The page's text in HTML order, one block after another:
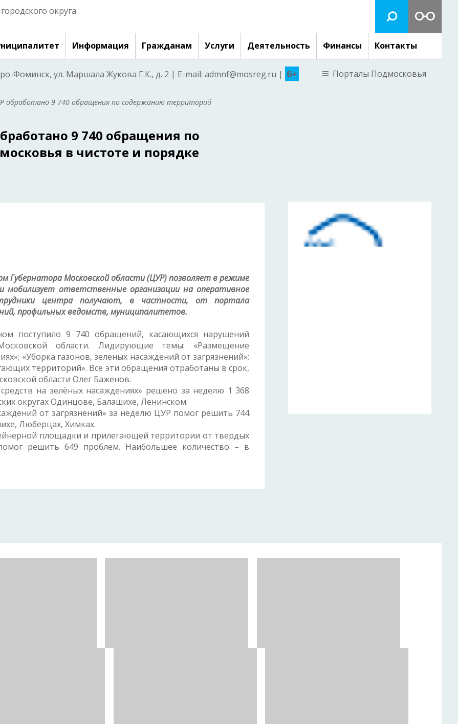
округа
Информация Гражданам Услуги Деятельность Финансы Контакты
Фоминск, ул. Маршала Жукова Г.К., д. 2 | E-mail: admnf@mosreg.ru | 6+ Порталы Подмосковья
обработано 9 740 обращения по содержанию территорий
9 740 обращения по
в чистоте и порядке
Губернатора Московской области (ЦУР) позволяет в режиме
мобилизует ответственные организации на оперативное
центра получают, в частности, от портала
профильных ведомств, муниципалитетов.
поступило 9 740 обращений, касающихся нарушений
области. Лидирующие темы: «Размещение
«Уборка газонов, зеленых насаждений от загрязнений»;
территорий». Все эти обращения отработаны в срок,
области Олег Баженов.
на зелёных насаждениях» решено за неделю 1 368
округах Одинцове, Балашихе, Ленинском.
от загрязнений» за неделю ЦУР помог решить 744
Люберцах, Химках.
площадки и прилегающей территории от твердых
решить 649 проблем. Наибольшее количество – в